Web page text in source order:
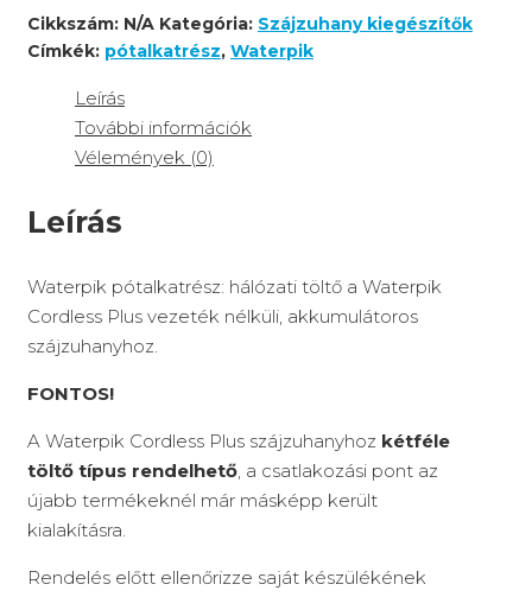
Cikkszám: N/A Kategória: Szájzuhany kiegészítők
Címkék: pótalkatrész, Waterpik
Leírás
További információk
Vélemények (0)
Leírás
Waterpik pótalkatrész: hálózati töltő a Waterpik
Cordless Plus vezeték nélküli, akkumulátoros
szájzuhanyhoz.
FONTOS!
A Waterpik Cordless Plus szájzuhanyhoz kétféle
töltő típus rendelhető , a csatlakozási pont az
újabb termékeknél már másképp került
kialakításra.
Rendelés előtt ellenőrizze saját készülékének